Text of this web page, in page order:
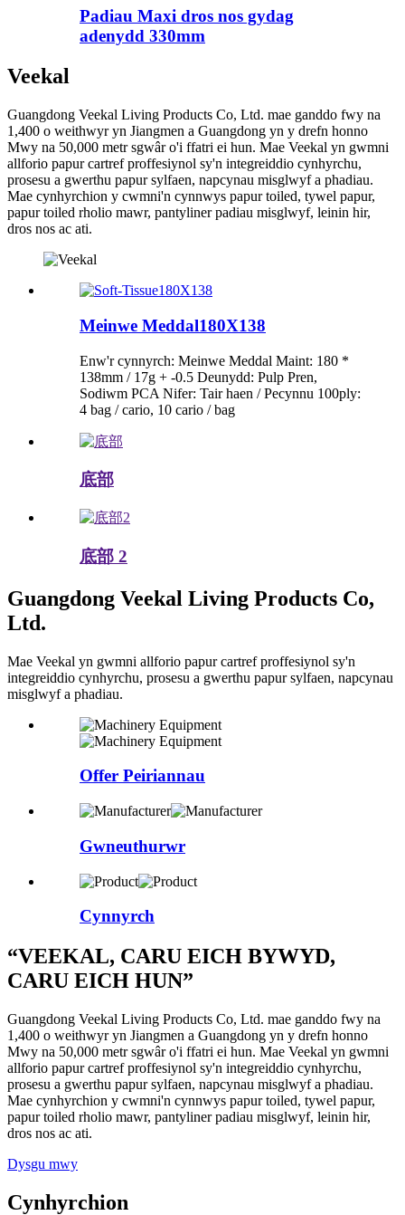
Padiau Maxi dros nos gydag
adenydd 330mm
Veekal
Guangdong Veekal Living Products Co, Ltd. mae ganddo fwy na
1,400 o weithwyr yn Jiangmen a Guangdong yn y drefn honno
Mwy na 50,000 metr sgwâr o'i ffatri ei hun. Mae Veekal yn gwmni
allforio papur cartref proffesiynol sy'n integreiddio cynhyrchu,
prosesu a gwerthu papur sylfaen, napcynau misglwyf a phadiau.
Mae cynhyrchion y cwmni'n cynnwys papur toiled, tywel papur,
papur toiled rholio mawr, pantyliner padiau misglwyf, leinin hir,
dros nos ac ati.
Meinwe Meddal180X138
Enw'r cynnyrch: Meinwe Meddal Maint: 180 *
138mm / 17g + -0.5 Deunydd: Pulp Pren,
Sodiwm PCA Nifer: Tair haen / Pecynnu 100ply:
4 bag / cario, 10 cario / bag
底部
底部 2
Guangdong Veekal Living Products Co,
Ltd.
Mae Veekal yn gwmni allforio papur cartref proffesiynol sy'n
integreiddio cynhyrchu, prosesu a gwerthu papur sylfaen, napcynau
misglwyf a phadiau.
Offer Peiriannau
Gwneuthurwr
Cynnyrch
“VEEKAL, CARU EICH BYWYD,
CARU EICH HUN”
Guangdong Veekal Living Products Co, Ltd. mae ganddo fwy na
1,400 o weithwyr yn Jiangmen a Guangdong yn y drefn honno
Mwy na 50,000 metr sgwâr o'i ffatri ei hun. Mae Veekal yn gwmni
allforio papur cartref proffesiynol sy'n integreiddio cynhyrchu,
prosesu a gwerthu papur sylfaen, napcynau misglwyf a phadiau.
Mae cynhyrchion y cwmni'n cynnwys papur toiled, tywel papur,
papur toiled rholio mawr, pantyliner padiau misglwyf, leinin hir,
dros nos ac ati.
Dysgu mwy
Cynhyrchion